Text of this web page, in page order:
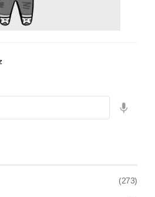
(273)